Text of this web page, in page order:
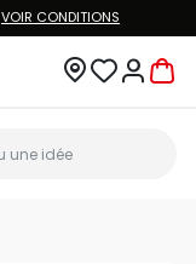
VOIR CONDITIONS